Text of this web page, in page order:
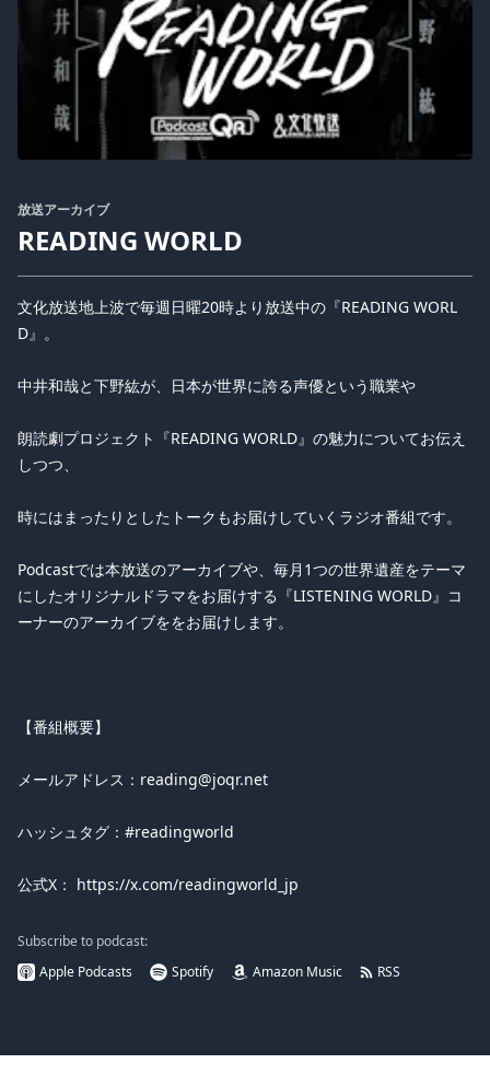
放送アーカイブ
READING WORLD
文化放送地上波で毎週日曜20時より放送中の『READING WORL
D』。
中井和哉と下野紘が、日本が世界に誇る声優という職業や
朗読劇プロジェクト『READING WORLD』の魅力についてお伝え
しつつ、
時にはまったりとしたトークもお届けしていくラジオ番組です。
Podcastでは本放送のアーカイブや、毎月1つの世界遺産をテーマ
にしたオリジナルドラマをお届けする『LISTENING WORLD』コ
ーナーのアーカイブををお届けします。
【番組概要】
メールアドレス：reading@joqr.net
ハッシュタグ：#readingworld
公式X： https://x.com/readingworld_jp
Subscribe to podcast:
Apple Podcasts
Spotify Amazon Music RSS